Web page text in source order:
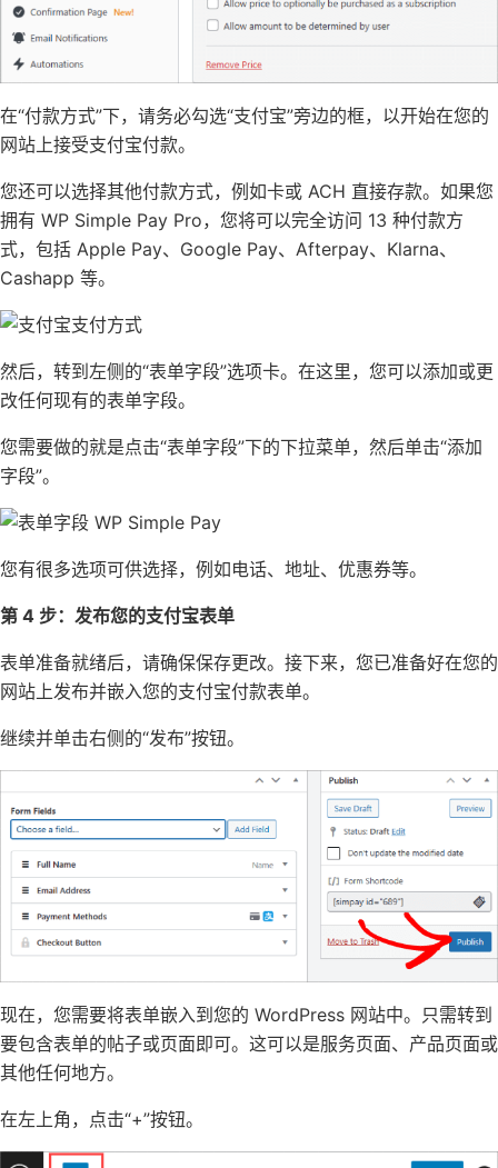
在“付款方式”下，请务必勾选“支付宝”旁边的框，以开始在您的
网站上接受支付宝付款。
您还可以选择其他付款方式，例如卡或 ACH 直接存款。如果您
拥有 WP Simple Pay Pro，您将可以完全访问 13 种付款方
式，包括 Apple Pay、Google Pay、Afterpay、 Klarna、
Cashapp 等。
然后，转到左侧的“表单字段”选项卡。在这里，您可以添加或更
改任何现有的表单字段。
您需要做的就是点击“表单字段”下的下拉菜单，然后单击“添加
字段”。
您有很多选项可供选择，例如电话、地址、优惠券等。
第 4 步：发布您的支付宝表单
表单准备就绪后，请确保保存更改。接下来，您已准备好在您的
网站上发布并嵌入您的支付宝付款表单。
继续并单击右侧的“发布”按钮。
现在，您需要将表单嵌入到您的 WordPress 网站中。只需转到
要包含表单的帖子或页面即可。这可以是服务页面、产品页面或
其他任何地方。
在左上角，点击“+”按钮。